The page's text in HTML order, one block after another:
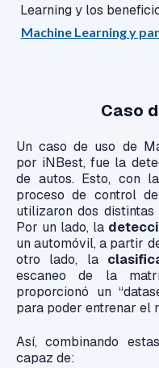
Learning y los
Machine Learning y
Caso
Un caso de uso de
por iNBest, fue la
de autos. Esto, con
proceso de control
utilizaron dos
Por un lado, la
un automóvil, a partir
otro lado, la
escaneo de la
proporcionó un
para poder entrenar el
Así, combinando
capaz de: